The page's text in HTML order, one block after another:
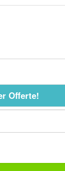
Offerte!